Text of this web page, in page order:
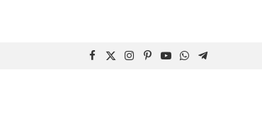
Facebook
X
Instagram
Pinterest
YouTube
WhatsApp
Telegram